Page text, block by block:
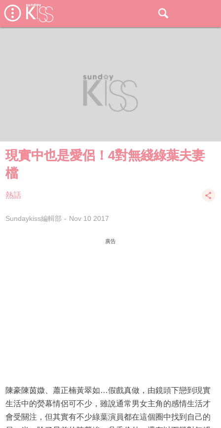
現實中也是愛侶！4對無綫綠葉夫妻
檔
熱話
Sundaykiss編輯部 Nov 10 2017
廣告
陳豪陳茵媺、蕭正楠黃翠如…假戲真做，由鏡頭下戀到現實
生活中的熒幕情侶可不少，雖說通常男女主角的感情生活才
會受關注，但其實有不少綠葉演員都在這個圈中找到自己的